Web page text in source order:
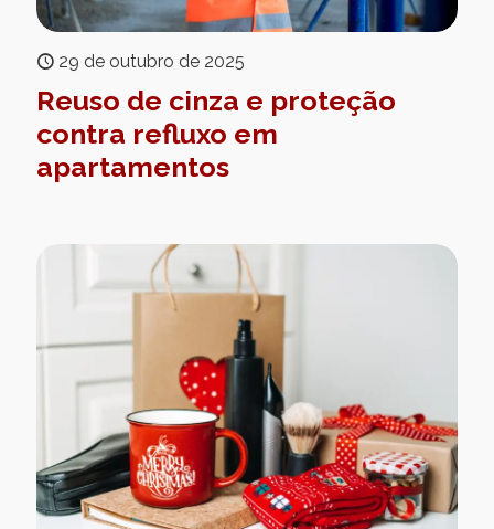
29 de outubro de 2025
Reuso de cinza e proteção
contra refluxo em
apartamentos